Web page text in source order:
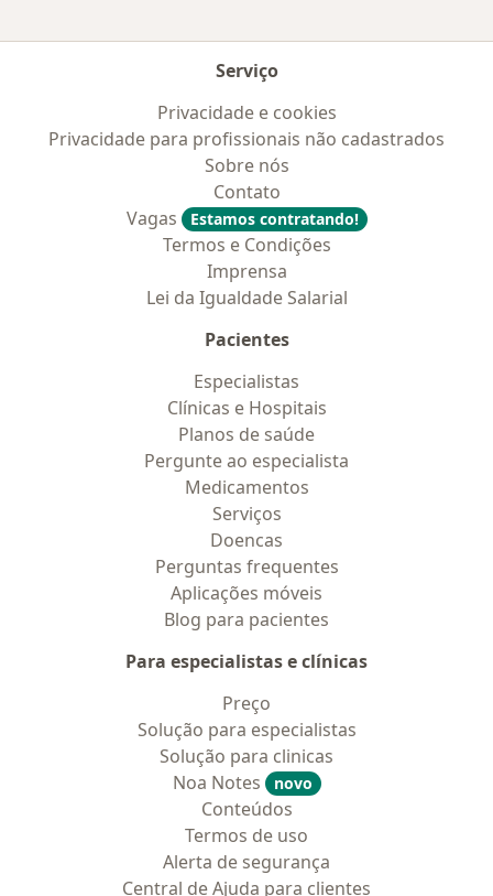
Serviço
Privacidade e cookies
Privacidade para profissionais não cadastrados
Sobre nós
Contato
Vagas
Estamos contratando!
Termos e Condições
Imprensa
Lei da Igualdade Salarial
Pacientes
Especialistas
Clínicas e Hospitais
Planos de saúde
Pergunte ao especialista
Medicamentos
Serviços
Doencas
Perguntas frequentes
Aplicações móveis
Blog para pacientes
Para especialistas e clínicas
Preço
Solução para especialistas
Solução para clinicas
Noa Notes
novo
Conteúdos
Termos de uso
Alerta de segurança
Central de Ajuda para clientes